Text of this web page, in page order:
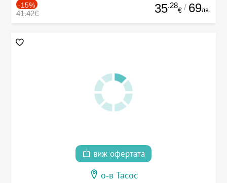
-15%
41.42€ 35.28
€ / 69лв.
виж офертата
о-в Тасос